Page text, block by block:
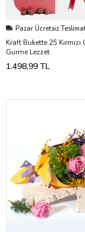
Pazar Ücretsiz
Kraft Bukette 25
Gurme Lezzet
1.498,99 TL